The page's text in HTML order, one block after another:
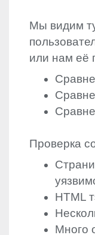
Мы видим
или нам её
Проверка
HTML
Много